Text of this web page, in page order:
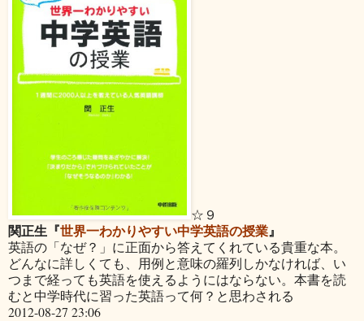
☆９
関正生『世界一わかりやすい中学英語の授業』
英語の「なぜ？」に正面から答えてくれている貴重な本。
どんなに詳しくても、用例と意味の羅列しかなければ、い
つまで経っても英語を使えるようにはならない。本書を読
むと中学時代に習った英語って何？と思わされる
2012-08-27 23:06